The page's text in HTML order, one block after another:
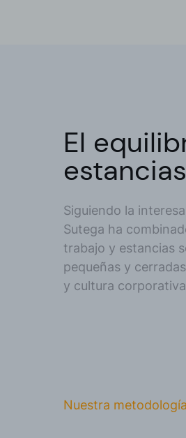
El
Siguiendo la
Sutega ha
trabajo y estancias
pequeñas y
y cultura
Nuestra metodología